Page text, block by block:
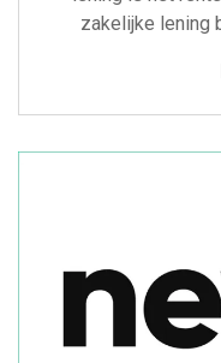
zakelijke lening